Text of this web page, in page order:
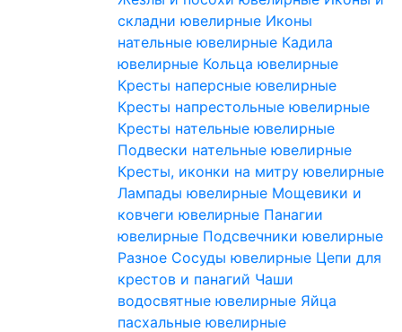
складни ювелирные Иконы
нательные ювелирные Кадила
ювелирные Кольца ювелирные
Кресты наперсные ювелирные
Кресты напрестольные ювелирные
Кресты нательные ювелирные
Подвески нательные ювелирные
Кресты, иконки на митру ювелирные
Лампады ювелирные Мощевики и
ковчеги ювелирные Панагии
ювелирные Подсвечники ювелирные
Разное Сосуды ювелирные Цепи для
крестов и панагий Чаши
водосвятные ювелирные Яйца
пасхальные ювелирные